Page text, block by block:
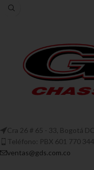
Cra 26 # 65 - 33, Bogotá
Teléfono: PBX 601 770
ventas@gds.com.co